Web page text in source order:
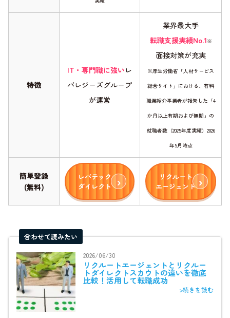
特徴
IT・専門職に強いレ
バレジーズグループ
が運営
業界最大手
転職支援実績No.1※
面接対策が充実
※厚生労働省「人材サービス
総合サイト」における、有料
職業紹介事業者が報告した「4
か月以上有期および無期」の
就職者数（2025年度実績）2026
年5月時点
簡単登録
(無料)
レバテック
ダイレクト
リクルート
エージェント
合わせて読みたい
2026/06/30
リクルートエージェントとリクルー
トダイレクトスカウトの違いを徹底
比較！活用して転職成功
>続きを読む